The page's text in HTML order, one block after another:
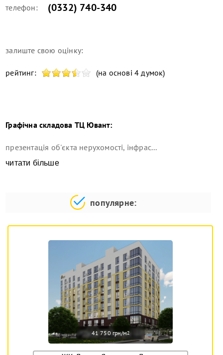
телефон: (0332) 740-340
залиште свою оцінку:
рейтинг: (на основі 4 думок)
Графічна складова ТЦ Ювант:
презентація об'єкта нерухомості, інфрас...
читати більше
популярне:
41 750 грн/м2